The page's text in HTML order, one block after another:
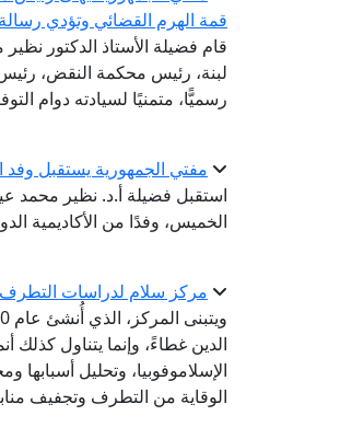
قمة الهرم القضائي وتؤدي
قام فضيلة الأستاذ الدكتور نظير
لبنة، رئيس محكمة النقض، رئيس
رسميًّا، متمنيًا لسيادته دوام
مفتي الجمهورية يستقبل وفد
استقبل فضيلة أ.د. نظير محمد
الخميس، وفدًا من الأكاديمية
مركز سلام لدراسات التطرف..
الدين غطاءً، وإنما يتناول
الإسلاموفوبيا، وتحليل
الوقاية من التطرف وتجفيف